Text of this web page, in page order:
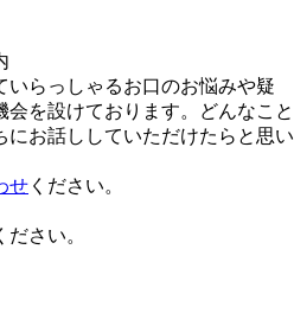
いらっしゃるお口のお悩みや疑
会を設けております。どんなこと
にお話ししていただけたらと思い
せ ください。
ださい。